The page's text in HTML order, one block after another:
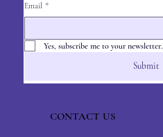
Email *
Yes, subscribe me to your newsletter.
Submit
CONTACT US